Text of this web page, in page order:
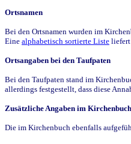
Ortsnamen
Bei den Ortsnamen wurden im
Eine alphabetisch sortierte Liste liefert
Ortsangaben bei den Taufpaten
Bei den Taufpaten stand im
allerdings festgestellt, dass diese
Zusätzliche Angaben im Kirchenbuch
Die im Kirchenbuch ebenfalls